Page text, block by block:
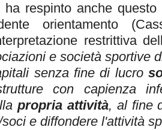
ha respinto anche
orientamento
restrittiva
e società sportive
senza fine di lucro
con capienza
propria attività, al fine
e diffondere l'attività